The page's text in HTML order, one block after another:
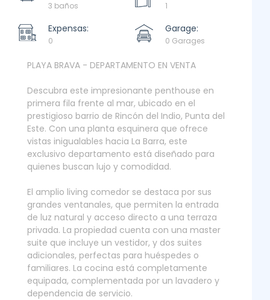
3 baños 1
Expensas:
0
Garage:
0 Garages
PLAYA BRAVA - DEPARTAMENTO EN VENTA
Descubra este impresionante penthouse en
primera fila frente al mar, ubicado en el
prestigioso barrio de Rincón del Indio, Punta del
Este. Con una planta esquinera que ofrece
vistas inigualables hacia La Barra, este
exclusivo departamento está diseñado para
quienes buscan lujo y comodidad.
El amplio living comedor se destaca por sus
grandes ventanales, que permiten la entrada
de luz natural y acceso directo a una terraza
privada. La propiedad cuenta con una master
suite que incluye un vestidor, y dos suites
adicionales, perfectas para huéspedes o
familiares. La cocina está completamente
equipada, complementada por un lavadero y
dependencia de servicio.